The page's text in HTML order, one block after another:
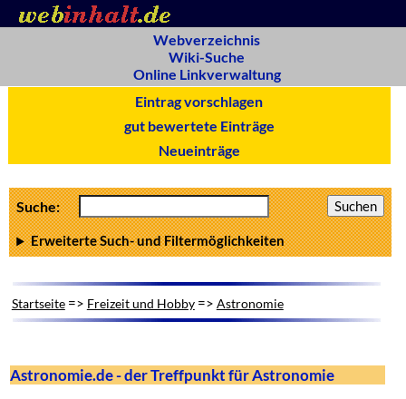
Webverzeichnis
Wiki-Suche
Online Linkverwaltung
Eintrag vorschlagen
gut bewertete Einträge
Neueinträge
Suche:
Erweiterte Such- und Filtermöglichkeiten
Startseite=> Freizeit und Hobby=> Astronomie
Astronomie.de - der Treffpunkt für Astronomie